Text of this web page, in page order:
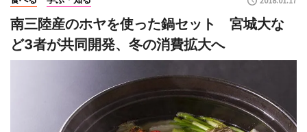
南三陸産のホヤを使った鍋セット 宮城大な
ど3者が共同開発、冬の消費拡大へ